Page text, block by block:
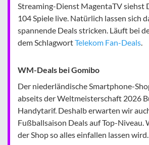
Streaming-Dienst MagentaTV siehst
104 Spiele live. Natürlich lassen sich
spannende Deals stricken. Läuft bei
dem SchlagwortTelekom Fan-Deals.
WM-Deals bei Gomibo
Der niederländische Smartphone-
abseits der Weltmeisterschaft 2026
Handytarif. Deshalb erwarten wir
Fußballsaison Deals auf Top-Niveau.
der Shop so alles einfallen lassen wird.